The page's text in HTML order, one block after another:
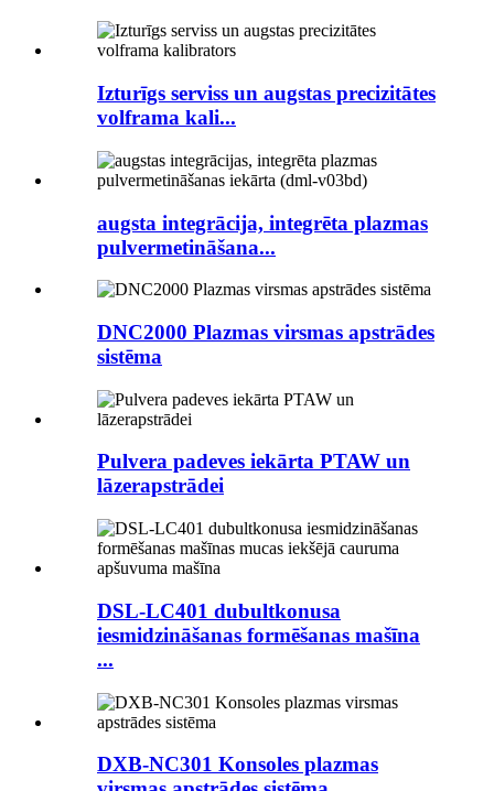
Izturīgs serviss un augstas precizitātes
volframa kali...
augsta integrācija, integrēta plazmas
pulvermetināšana...
DNC2000 Plazmas virsmas apstrādes
sistēma
Pulvera padeves iekārta PTAW un
lāzerapstrādei
DSL-LC401 dubultkonusa
iesmidzināšanas formēšanas mašīna
...
DXB-NC301 Konsoles plazmas